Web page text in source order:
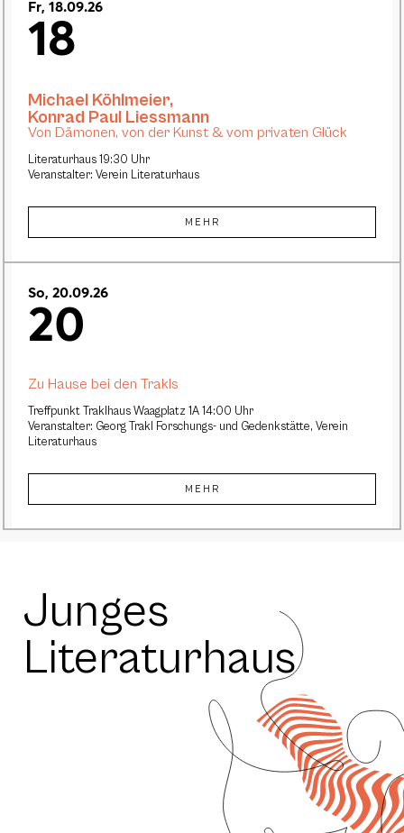
Fr, 18.09.26
18
Literaturhaus 19:30 Uhr
Veranstalter: Verein Literaturhaus
Michael Köhlmeier,
Konrad Paul Liessmann
Von Dämonen, von der Kunst & vom privaten Glück
MEHR
So, 20.09.26
20
Treffpunkt Traklhaus Waagplatz 1A 14:00 Uhr
Veranstalter: Georg Trakl Forschungs- und Gedenkstätte, Verein
Literaturhaus
Zu Hause bei den Trakls
MEHR
Junges
Literaturhaus